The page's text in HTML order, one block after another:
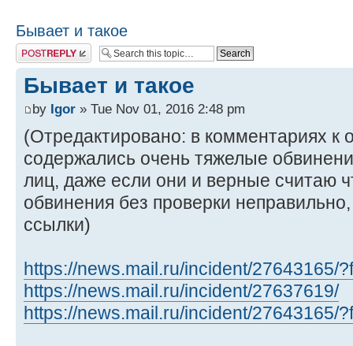
Бывает и такое
Post a reply
Бывает и такое
by Igor » Tue Nov 01, 2016 2:48 pm
(Отредактировано: в комментариях к
содержались очень тяжелые
лиц, даже если они и верные считаю
обвинения без проверки
ссылки)
https://news.mail.ru/incident/27643165/
https://news.mail.ru/incident/27637619/
https://news.mail.ru/incident/27643165/